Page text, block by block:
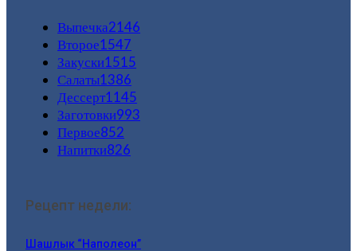
Выпечка2146
Второе1547
Закуски1515
Салаты1386
Дессерт1145
Заготовки993
Первое852
Напитки826
Рецепт недели:
Шашлык “Наполеон”